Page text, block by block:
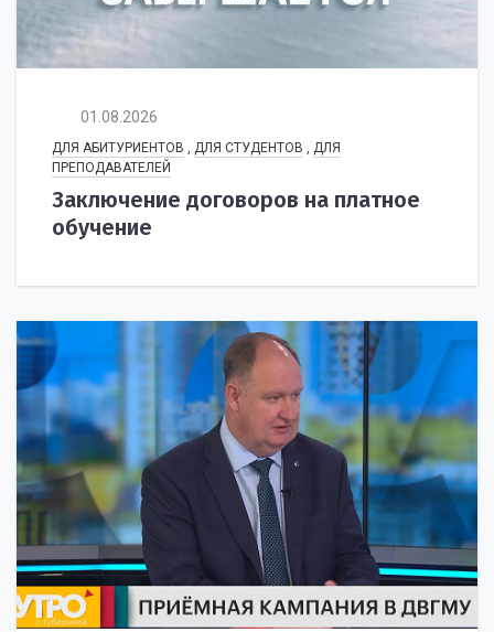
01.08.2026
ДЛЯ АБИТУРИЕНТОВ , ДЛЯ СТУДЕНТОВ , ДЛЯ
ПРЕПОДАВАТЕЛЕЙ
Заключение договоров на платное
обучение